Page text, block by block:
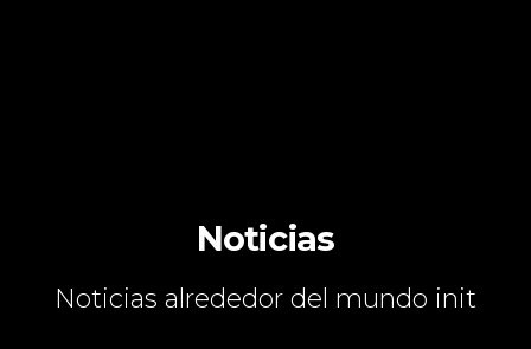
Noticias
Noticias alrededor del mundo init